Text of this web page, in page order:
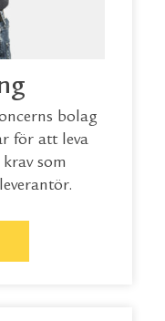
bolag
för att leva
som